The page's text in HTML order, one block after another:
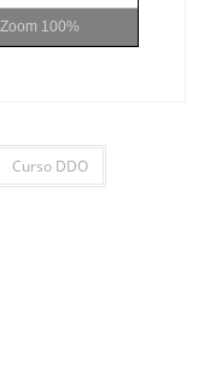
Zoom 100%
Curso DDO